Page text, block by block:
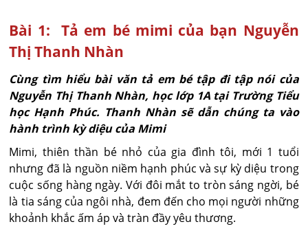
Bài 1: Tả em bé mimi của bạn Nguyễn
Thị Thanh Nhàn
Cùng tìm hiểu bài văn tả em bé tập đi tập nói của
Nguyễn Thị Thanh Nhàn, học lớp 1A tại Trường Tiểu
học Hạnh Phúc. Thanh Nhàn sẽ dẫn chúng ta vào
hành trình kỳ diệu của Mimi
Mimi, thiên thần bé nhỏ của gia đình tôi, mới 1 tuổi
nhưng đã là nguồn niềm hạnh phúc và sự kỳ diệu trong
cuộc sống hàng ngày. Với đôi mắt to tròn sáng ngời, bé
là tia sáng của ngôi nhà, đem đến cho mọi người những
khoảnh khắc ấm áp và tràn đầy yêu thương.